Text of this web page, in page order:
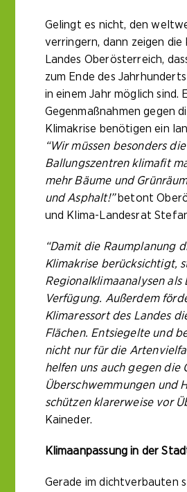
Gelingt es nicht, den
verringern, dann zeigen die
Landes Oberösterreich,
zum Ende des
in einem Jahr möglich sind.
Gegenmaßnahmen gegen
Klimakrise benötigen ein
“Wir müssen besonders
Ballungszentren klimafit
mehr Bäume und
und Asphalt!” betont
und Klima-Landesrat
“Damit die Raumplanung
Klimakrise berücksichtigt,
Regionalklimaanalysen
Verfügung. Außerdem
Klimaressort des Landes
Flächen. Entsiegelte und
nicht nur für die
helfen uns auch gegen die
Überschwemmungen und
schützen klarerweise vor
Kaineder.
Klimaanpassung in der
Gerade im dichtverbauten